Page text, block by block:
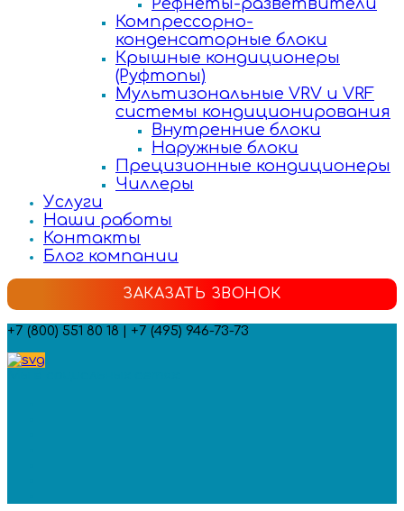
Рефнеты-разветвители
Компрессорно-
конденсаторные блоки
Крышные кондиционеры
(Руфтопы)
Мультизональные VRV и VRF
системы кондиционирования
Внутренние блоки
Наружные блоки
Прецизионные кондиционеры
Чиллеры
Услуги
Наши работы
Контакты
Блог компании
ЗАКАЗАТЬ ЗВОНОК
+7 (800) 551 80 18 | +7 (495) 946-73-73